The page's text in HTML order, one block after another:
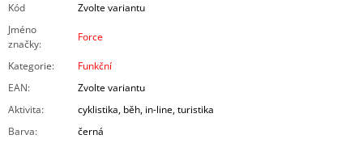
Kód
Zvolte variantu
Jméno
značky:
Force
Kategorie:
Funkční
EAN:
Zvolte variantu
Aktivita:
cyklistika, běh, in-line, turistika
Barva: černá